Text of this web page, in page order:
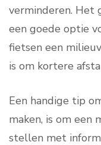
verminderen. Het
een goede optie
fietsen een
is om kortere
Een handige tip
maken, is om een
stellen met